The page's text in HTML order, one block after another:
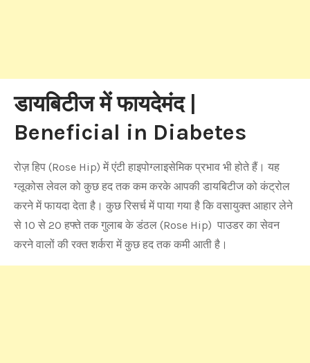
डायबिटीज में फायदेमंद |
Beneficial in Diabetes
रोज़ हिप (Rose Hip) में एंटी हाइपोग्लाइसेमिक प्रभाव भी होते हैं। यह
ग्लूकोस लेवल को कुछ हद तक कम करके आपकी डायबिटीज को कंट्रोल
करने में फायदा देता है। कुछ रिसर्च में पाया गया है कि वसायुक्त आहार लेने
से 10 से 20 हफ्ते तक गुलाब के डंठल (Rose Hip) पाउडर का सेवन
करने वालों की रक्त शर्करा में कुछ हद तक कमी आती है।